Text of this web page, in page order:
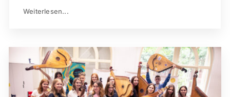
Weiterlesen...